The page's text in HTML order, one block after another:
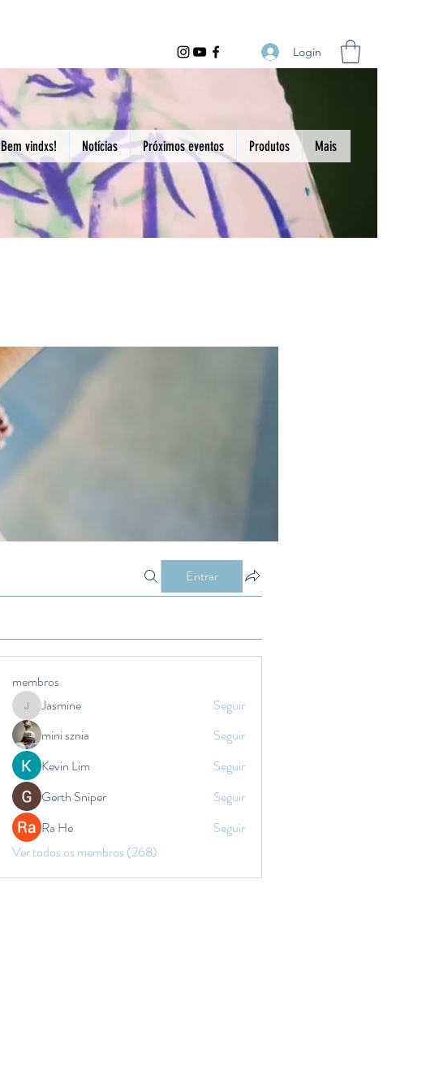
Login
Bem vindxs! Notícias Próximos eventos Produtos Mais
Entrar
membros
JasmineJasmine
Seguir
mini sznia
Seguir
Kevin Lim
Seguir
Gerth Sniper
Seguir
Ra He
Seguir
Ver todos os membros (268)